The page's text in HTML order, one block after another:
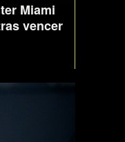
Miami
vencer